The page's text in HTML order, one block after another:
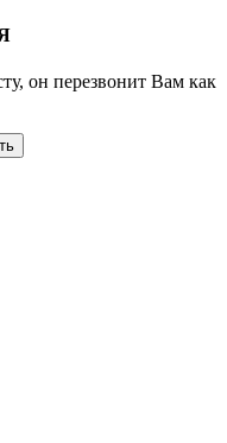
он перезвонит Вам как